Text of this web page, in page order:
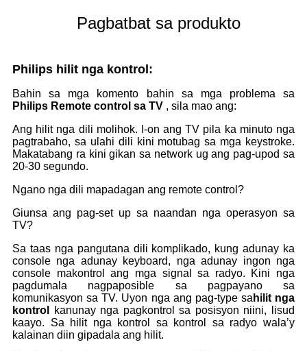
Pagbatbat sa produkto
Philips hilit nga kontrol:
Bahin sa mga komento bahin sa mga problema sa
Philips Remote control sa TV , sila mao ang:
Ang hilit nga dili molihok. I-on ang TV pila ka minuto nga
pagtrabaho, sa ulahi dili kini motubag sa mga keystroke.
Makatabang ra kini gikan sa network ug ang pag-upod sa
20-30 segundo.
Ngano nga dili mapadagan ang remote control?
Giunsa ang pag-set up sa naandan nga operasyon sa
TV?
Sa taas nga pangutana dili komplikado, kung adunay ka
console nga adunay keyboard, nga adunay ingon nga
console makontrol ang mga signal sa radyo. Kini nga
pagdumala nagpaposible sa pagpayano sa
komunikasyon sa TV. Uyon nga ang pag-type sa hilit nga
kontrol
kanunay nga pagkontrol sa posisyon niini, lisud
kaayo. Sa hilit nga kontrol sa kontrol sa radyo wala’y
kalainan diin gipadala ang hilit.